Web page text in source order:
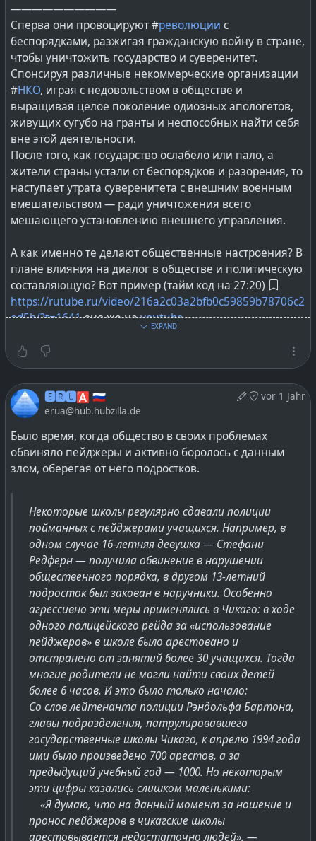
——————————
Сперва они провоцируют #революции с
беспорядками, разжигая гражданскую войну в стране,
чтобы уничтожить государство и суверенитет.
Спонсируя различные некоммерческие организации
#НКО, играя с недовольством в обществе и
выращивая целое поколение одиозных апологетов,
живущих сугубо на гранты и неспособных найти себя
вне этой деятельности.
После того, как государство ослабело или пало, а
жители страны устали от беспорядков и разорения, то
наступает утрата суверенитета с внешним военным
вмешательством — ради уничтожения всего
мешающего установлению внешнего управления.
А как именно те делают общественные настроения? В
плане влияния на диалог в обществе и политическую
составляющую? Вот пример (тайм код на 27:20)
https://rutube.ru/video/216a2c03a2bfb0c59859b78706c2
ed5b/?t=1641оно же наyoutube.
По природе своей, новости в #СМИ
хорошие не продаются, нужен шок контент:
жаренные факты, передернутые или вырванные из
контекста фразы — сова на глобус натянутая. Однако,
если ответственность за плохие новости как бы
переложить на «власть», то у народа появляется
канализация негативных настроений.
#неоколонизм#революция#socialmedia
социальныемедиа Russia
EXPAND
vor 1 Jahr
🅴🆁🆄🅰 🇷🇺
erua@hub.hubzilla.de
Было время, когда общество в своих проблемах
обвиняло пейджеры и активно боролось с данным
злом, оберегая от него подростков.
Некоторые школы регулярно сдавали полиции
пойманных с пейджерами учащихся. Например, в
одном случае 16-летняя девушка — Стефани
Редферн — получила обвинение в нарушении
общественного порядка, в другом 13-летний
подросток был закован в наручники. Особенно
агрессивно эти меры применялись в Чикаго: в ходе
одного полицейского рейда за «использование
пейджеров» в школе было арестовано и
отстранено от занятий более 30 учащихся. Тогда
многие родители не могли найти своих детей
более 6 часов. И это было только начало:
Со слов лейтенанта полиции Рэндольфа Бартона,
главы подразделения, патрулировавшего
государственные школы Чикаго, к апрелю 1994 года
ими было произведено 700 арестов, а за
предыдущий учебный год — 1000. Но некоторым
эти цифры казались слишком маленькими:
«Я думаю, что на данный момент за ношение и
пронос пейджеров в чикагские школы
арестовывается недостаточно людей». —